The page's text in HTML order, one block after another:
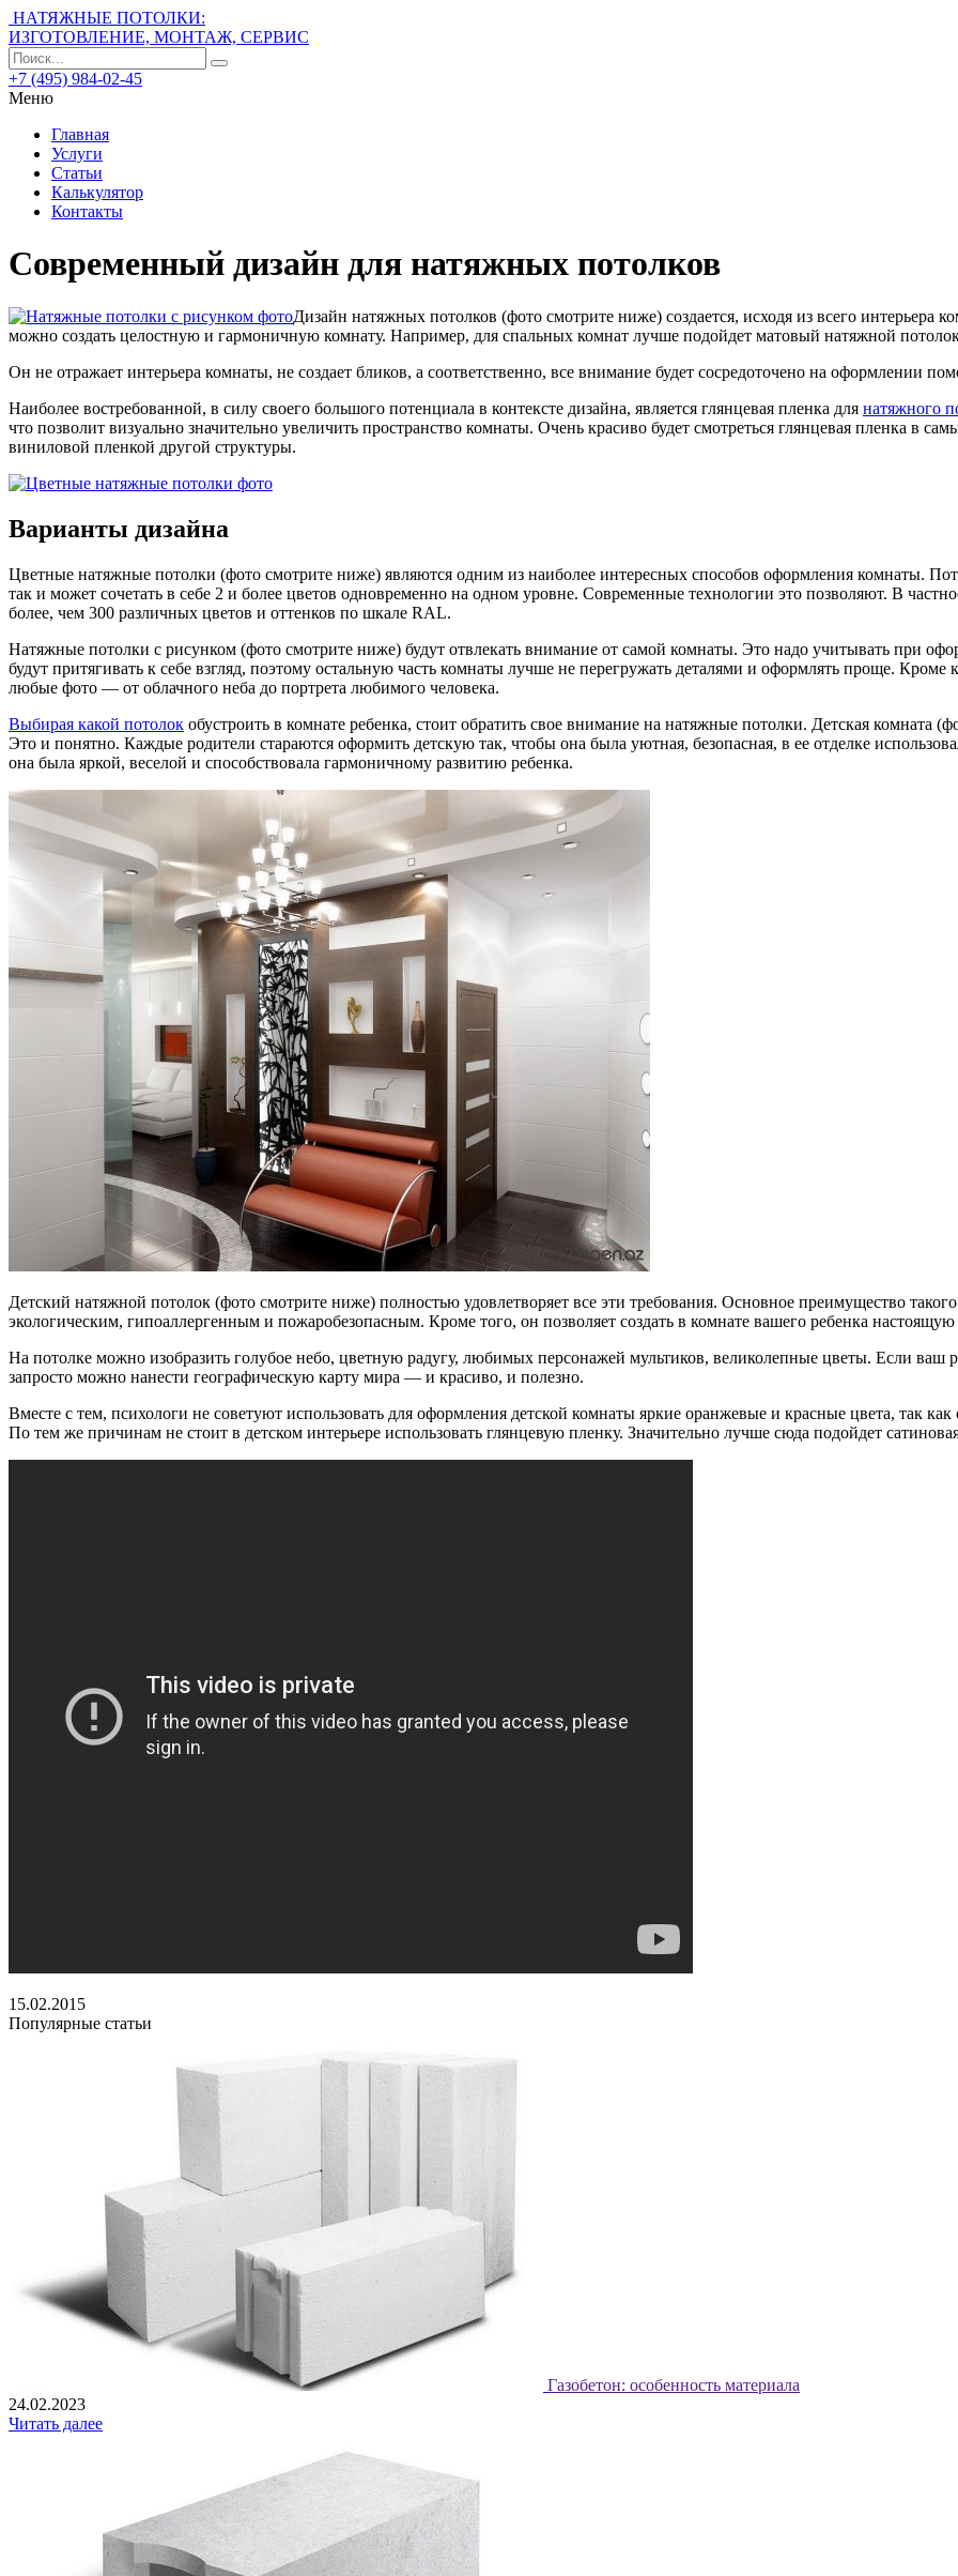
НАТЯЖНЫЕ ПОТОЛКИ:
ИЗГОТОВЛЕНИЕ, МОНТАЖ, СЕРВИС
+7 (495) 984-02-45
Меню
Главная
Услуги
Статьи
Калькулятор
Контакты
Современный дизайн для натяжных потолков
Дизайн натяжных потолков (фото смотрите ниже) создается, исходя из всего интерьера
можно создать целостную и гармоничную комнату. Например, для спальных комнат лучше подойдет матовый натяжной
Он не отражает интерьера комнаты, не создает бликов, а соответственно, все внимание будет сосредоточено на оформлении
Наиболее востребованной, в силу своего большого потенциала в контексте дизайна, является глянцевая пленка для натяжного
что позволит визуально значительно увеличить пространство комнаты. Очень красиво будет смотреться глянцевая пленка в
виниловой пленкой другой структуры.
Варианты дизайна
Цветные натяжные потолки (фото смотрите ниже) являются одним из наиболее интересных способов оформления комнаты.
так и может сочетать в себе 2 и более цветов одновременно на одном уровне. Современные технологии это позволяют. В
более, чем 300 различных цветов и оттенков по шкале RAL.
Натяжные потолки с рисунком (фото смотрите ниже) будут отвлекать внимание от самой комнаты. Это надо учитывать при
будут притягивать к себе взгляд, поэтому остальную часть комнаты лучше не перегружать деталями и оформлять проще.
любые фото — от облачного неба до портрета любимого человека.
Выбирая какой потолок обустроить в комнате ребенка, стоит обратить свое внимание на натяжные потолки. Детская комната
Это и понятно. Каждые родители стараются оформить детскую так, чтобы она была уютная, безопасная, в ее отделке
она была яркой, веселой и способствовала гармоничному развитию ребенка.
Детский натяжной потолок (фото смотрите ниже) полностью удовлетворяет все эти требования. Основное преимущество
экологическим, гипоаллергенным и пожаробезопасным. Кроме того, он позволяет создать в комнате вашего ребенка
На потолке можно изобразить голубое небо, цветную радугу, любимых персонажей мультиков, великолепные цветы. Если ваш
запросто можно нанести географическую карту мира — и красиво, и полезно.
Вместе с тем, психологи не советуют использовать для оформления детской комнаты яркие оранжевые и красные цвета, так
По тем же причинам не стоит в детском интерьере использовать глянцевую пленку. Значительно лучше сюда подойдет
15.02.2015
Популярные статьи
Газобетон: особенность материала
24.02.2023
Читать далее